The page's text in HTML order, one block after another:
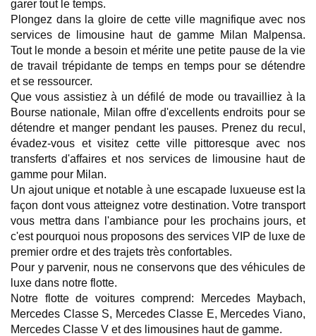
garer tout le temps.
Plongez dans la gloire de cette ville magnifique avec nos
services de limousine haut de gamme Milan Malpensa.
Tout le monde a besoin et mérite une petite pause de la vie
de travail trépidante de temps en temps pour se détendre
et se ressourcer.
Que vous assistiez à un défilé de mode ou travailliez à la
Bourse nationale, Milan offre d'excellents endroits pour se
détendre et manger pendant les pauses. Prenez du recul,
évadez-vous et visitez cette ville pittoresque avec nos
transferts d'affaires et nos services de limousine haut de
gamme pour Milan.
Un ajout unique et notable à une escapade luxueuse est la
façon dont vous atteignez votre destination. Votre transport
vous mettra dans l'ambiance pour les prochains jours, et
c'est pourquoi nous proposons des services VIP de luxe de
premier ordre et des trajets très confortables.
Pour y parvenir, nous ne conservons que des véhicules de
luxe dans notre flotte.
Notre flotte de voitures comprend: Mercedes Maybach,
Mercedes Classe S, Mercedes Classe E, Mercedes Viano,
Mercedes Classe V et des limousines haut de gamme.